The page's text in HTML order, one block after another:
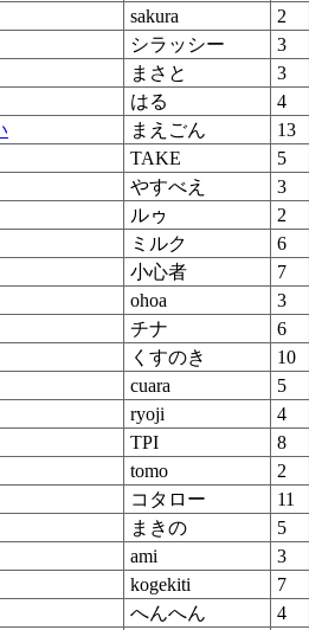
sakura 2
シラッシー 3
まさと 3
はる 4
まえごん 13
TAKE 5
やすべえ 3
ルゥ 2
ミルク 6
小心者 7
ohoa 3
チナ 6
くすのき 10
cuara 5
ryoji 4
TPI 8
tomo 2
コタロー 11
まきの 5
ami 3
kogekiti 7
へんへん 4